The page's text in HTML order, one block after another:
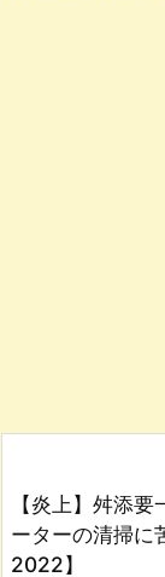
【炎上】舛添
ーターの清掃に
2022】